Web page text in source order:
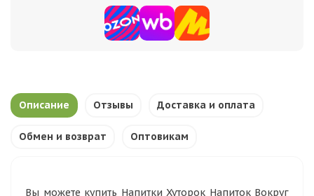
Описание Отзывы Доставка и оплата
Обмен и возврат Оптовикам
Вы можете купить Напитки Хуторок Напиток Вокруг